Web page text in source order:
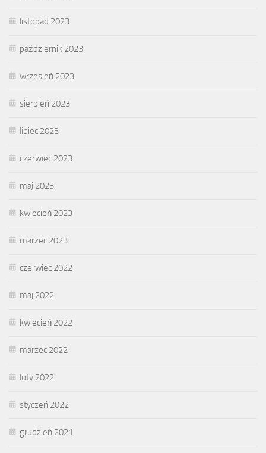
listopad 2023
październik 2023
wrzesień 2023
sierpień 2023
lipiec 2023
czerwiec 2023
maj 2023
kwiecień 2023
marzec 2023
czerwiec 2022
maj 2022
kwiecień 2022
marzec 2022
luty 2022
styczeń 2022
grudzień 2021